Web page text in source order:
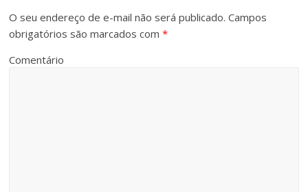
O seu endereço de e-mail não será publicado. Campos
obrigatórios são marcados com*
Comentário